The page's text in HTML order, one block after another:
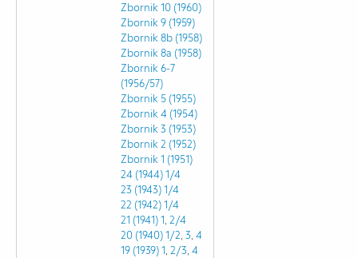
Zbornik 10 (1960)
Zbornik 9 (1959)
Zbornik 8b (1958)
Zbornik 8a (1958)
Zbornik 6-7
(1956/57)
Zbornik 5 (1955)
Zbornik 4 (1954)
Zbornik 3 (1953)
Zbornik 2 (1952)
Zbornik 1 (1951)
24 (1944)1/4
23 (1943)1/4
22 (1942)1/4
21 (1941)1, 2/4
20 (1940)1/2, 3, 4
19 (1939)1, 2/3, 4